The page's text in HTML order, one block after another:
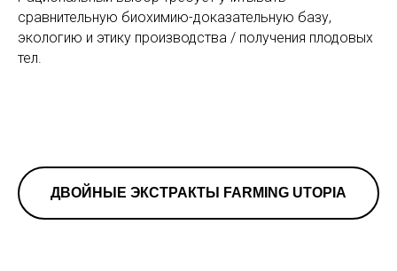
сравнительную биохимию-доказательную базу,
экологию и этику производства / получения плодовых
тел.
ДВОЙНЫЕ ЭКСТРАКТЫ FARMING UTOPIA